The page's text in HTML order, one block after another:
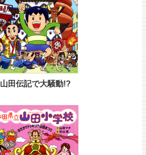
山田伝記で大騒動!?